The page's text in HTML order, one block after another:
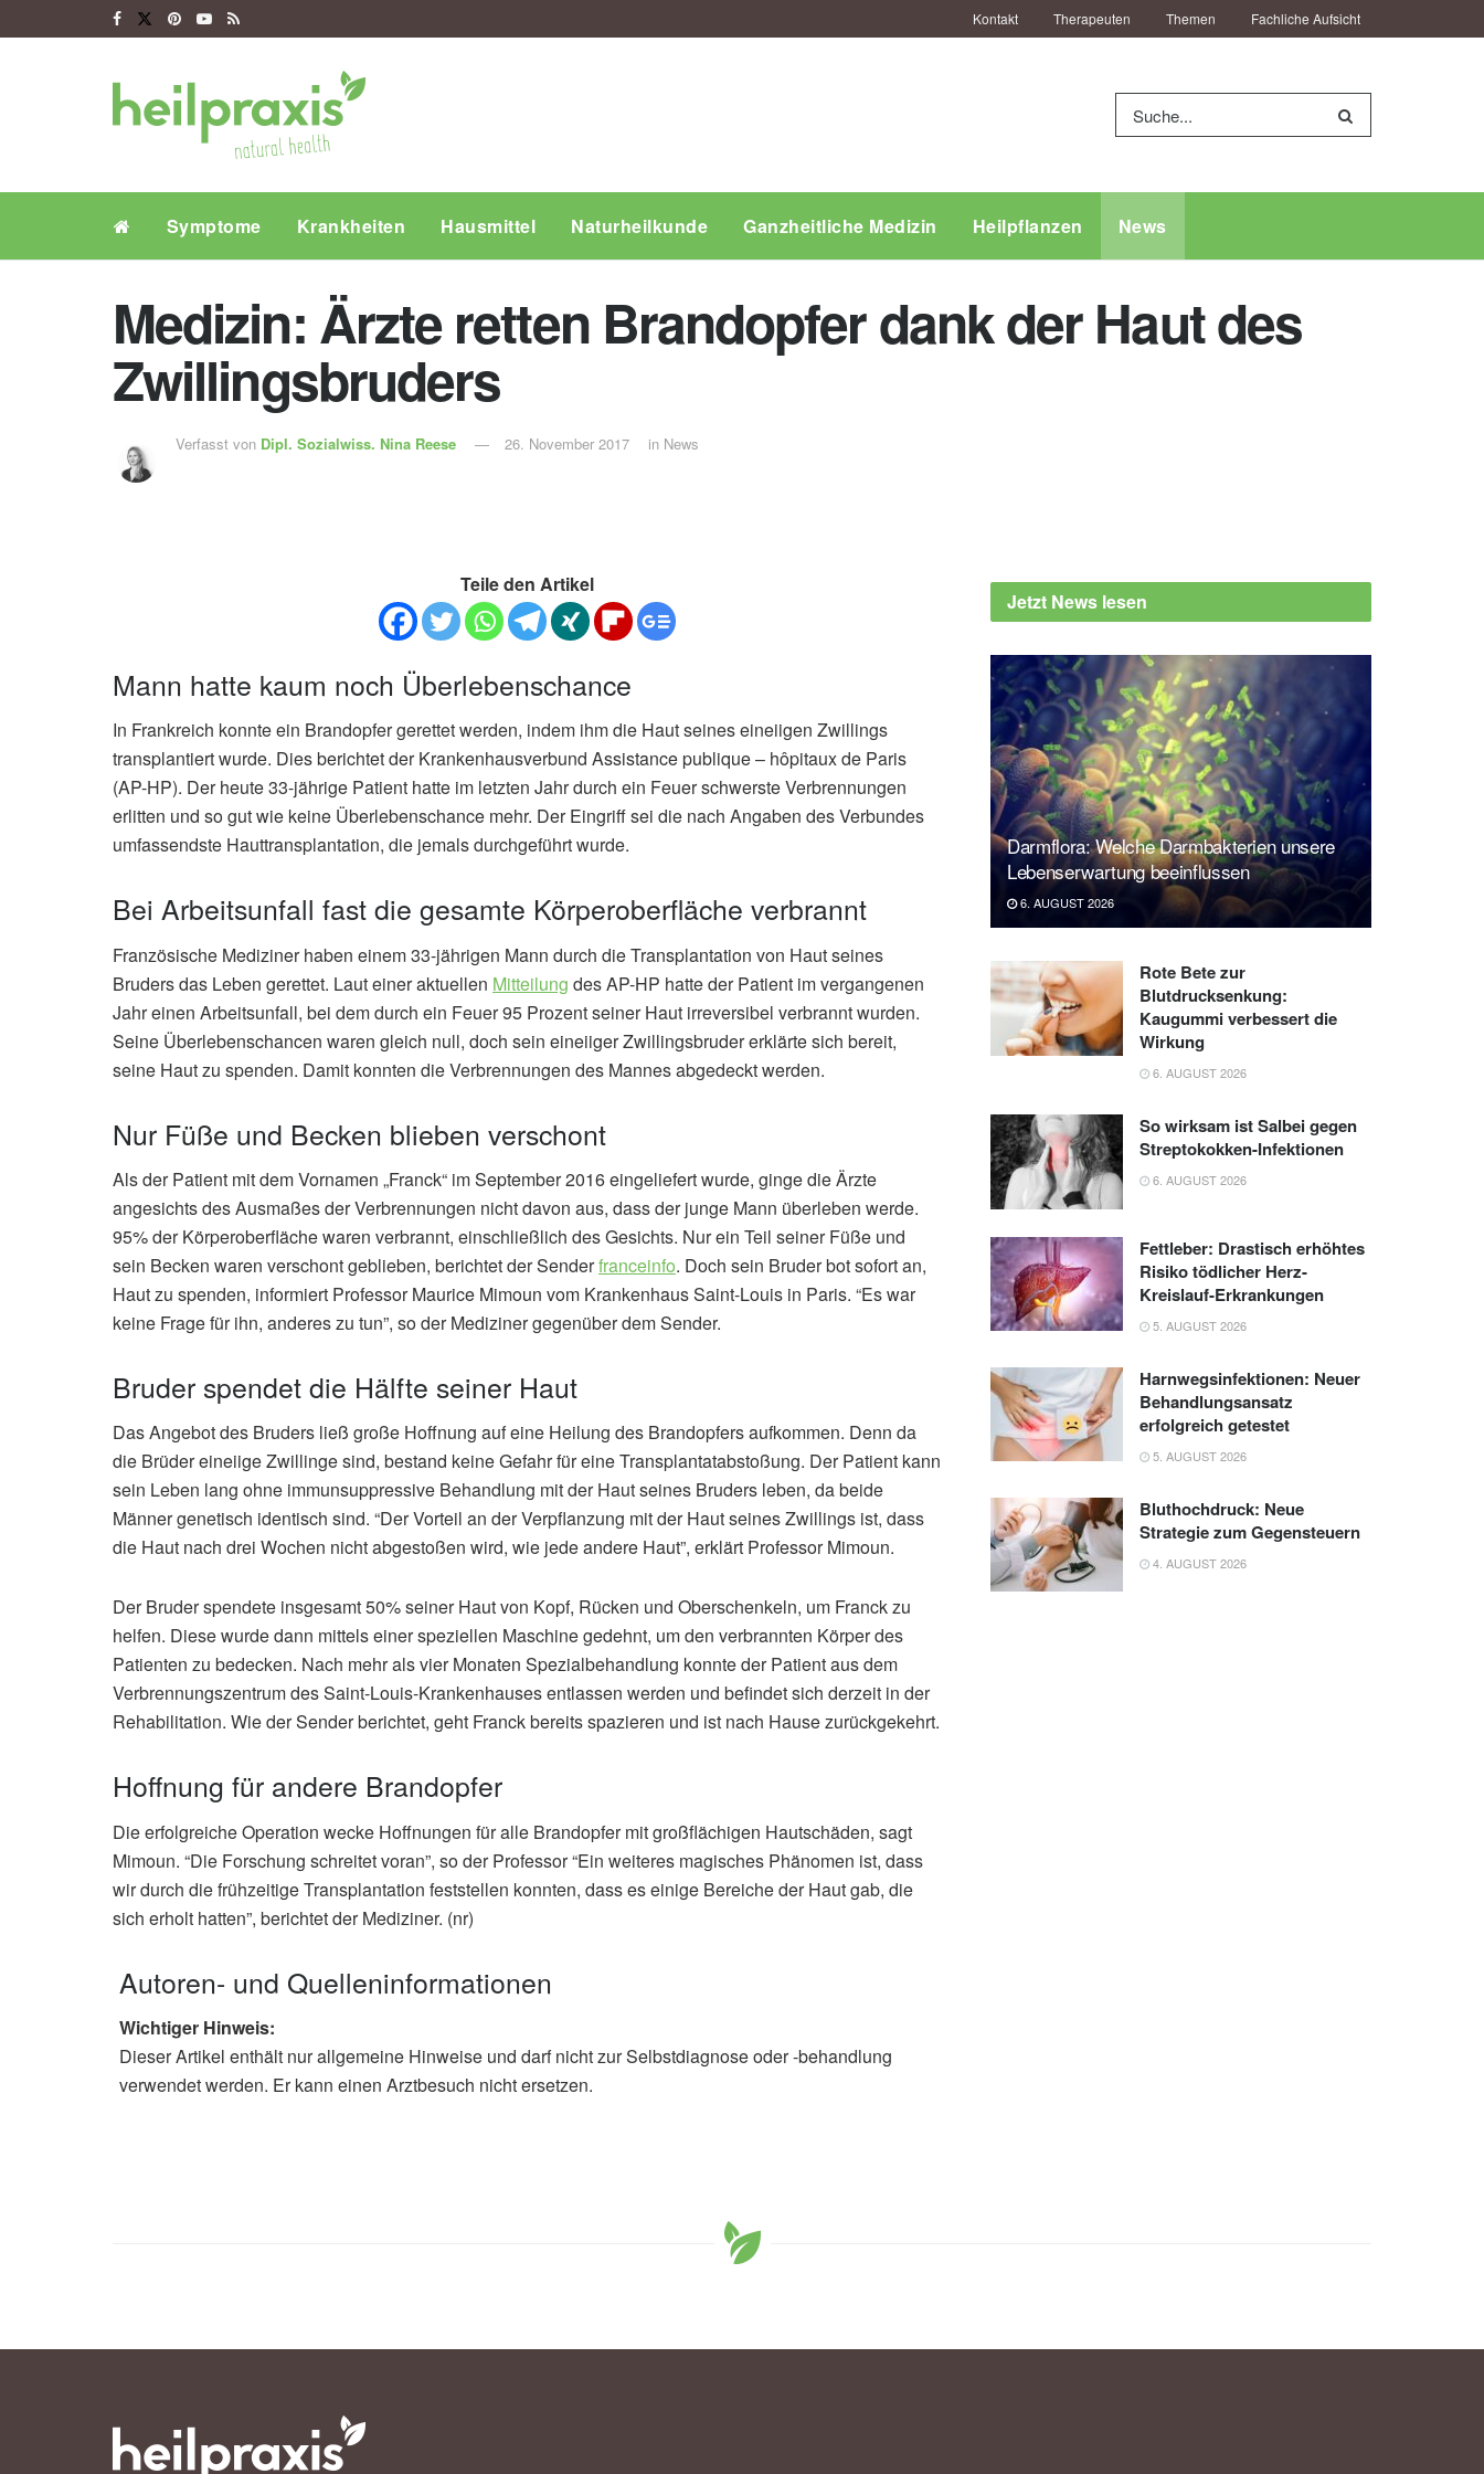
Kontakt Therapeuten Themen Fachliche Aufsicht
Symptome Krankheiten Hausmittel Naturheilkunde Ganzheitliche Medizin Heilpflanzen News
Medizin: Ärzte retten Brandopfer dank der Haut des
Zwillingsbruders
Verfasst von Dipl. Sozialwiss. Nina Reese 26. November 2017 in News
Teile den Artikel
Mann hatte kaum noch Überlebenschance
In Frankreich konnte ein Brandopfer gerettet werden, indem ihm die Haut seines eineiigen Zwillings
transplantiert wurde. Dies berichtet der Krankenhausverbund Assistance publique – hôpitaux de Paris
(AP-HP). Der heute 33-jährige Patient hatte im letzten Jahr durch ein Feuer schwerste Verbrennungen
erlitten und so gut wie keine Überlebenschance mehr. Der Eingriff sei die nach Angaben des Verbundes
umfassendste Hauttransplantation, die jemals durchgeführt wurde.
Bei Arbeitsunfall fast die gesamte Körperoberfläche verbrannt
Französische Mediziner haben einem 33-jährigen Mann durch die Transplantation von Haut seines
Bruders das Leben gerettet. Laut einer aktuellen Mitteilung des AP-HP hatte der Patient im vergangenen
Jahr einen Arbeitsunfall, bei dem durch ein Feuer 95 Prozent seiner Haut irreversibel verbrannt wurden.
Seine Überlebenschancen waren gleich null, doch sein eineiiger Zwillingsbruder erklärte sich bereit,
seine Haut zu spenden. Damit konnten die Verbrennungen des Mannes abgedeckt werden.
Nur Füße und Becken blieben verschont
Als der Patient mit dem Vornamen „Franck“ im September 2016 eingeliefert wurde, ginge die Ärzte
angesichts des Ausmaßes der Verbrennungen nicht davon aus, dass der junge Mann überleben werde.
95% der Körperoberfläche waren verbrannt, einschließlich des Gesichts. Nur ein Teil seiner Füße und
sein Becken waren verschont geblieben, berichtet der Senderfranceinfo. Doch sein Bruder bot sofort an,
Haut zu spenden, informiert Professor Maurice Mimoun vom Krankenhaus Saint-Louis in Paris. “Es war
keine Frage für ihn, anderes zu tun”, so der Mediziner gegenüber dem Sender.
Bruder spendet die Hälfte seiner Haut
Das Angebot des Bruders ließ große Hoffnung auf eine Heilung des Brandopfers aufkommen. Denn da
die Brüder eineiige Zwillinge sind, bestand keine Gefahr für eine Transplantatabstoßung. Der Patient kann
sein Leben lang ohne immunsuppressive Behandlung mit der Haut seines Bruders leben, da beide
Männer genetisch identisch sind. “Der Vorteil an der Verpflanzung mit der Haut seines Zwillings ist, dass
die Haut nach drei Wochen nicht abgestoßen wird, wie jede andere Haut”, erklärt Professor Mimoun.
Der Bruder spendete insgesamt 50% seiner Haut von Kopf, Rücken und Oberschenkeln, um Franck zu
helfen. Diese wurde dann mittels einer speziellen Maschine gedehnt, um den verbrannten Körper des
Patienten zu bedecken. Nach mehr als vier Monaten Spezialbehandlung konnte der Patient aus dem
Verbrennungszentrum des Saint-Louis-Krankenhauses entlassen werden und befindet sich derzeit in der
Rehabilitation. Wie der Sender berichtet, geht Franck bereits spazieren und ist nach Hause zurückgekehrt.
Hoffnung für andere Brandopfer
Die erfolgreiche Operation wecke Hoffnungen für alle Brandopfer mit großflächigen Hautschäden, sagt
Mimoun. “Die Forschung schreitet voran”, so der Professor “Ein weiteres magisches Phänomen ist, dass
wir durch die frühzeitige Transplantation feststellen konnten, dass es einige Bereiche der Haut gab, die
sich erholt hatten”, berichtet der Mediziner. (nr)
Autoren- und Quelleninformationen
Wichtiger Hinweis:
Dieser Artikel enthält nur allgemeine Hinweise und darf nicht zur Selbstdiagnose oder -behandlung
verwendet werden. Er kann einen Arztbesuch nicht ersetzen.
Jetzt News lesen
Darmflora: Welche Darmbakterien unsere
Lebenserwartung beeinflussen
6. AUGUST 2026
Rote Bete zur
Blutdrucksenkung:
Kaugummi verbessert die
Wirkung
6. AUGUST 2026
So wirksam ist Salbei gegen
Streptokokken-Infektionen
6. AUGUST 2026
Fettleber: Drastisch erhöhtes
Risiko tödlicher Herz-
Kreislauf-Erkrankungen
5. AUGUST 2026
Harnwegsinfektionen: Neuer
Behandlungsansatz
erfolgreich getestet
5. AUGUST 2026
Bluthochdruck: Neue
Strategie zum Gegensteuern
4. AUGUST 2026